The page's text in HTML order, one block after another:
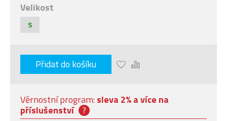
Velikost
S
Přidat do košíku
Věrnostní program: sleva 2% a více na
příslušenství ?